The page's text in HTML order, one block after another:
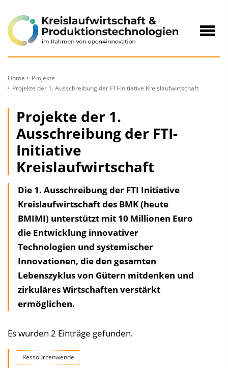
Inhalt
Home
Projekte
Projekte der 1. Ausschreibung der FTI-Initiative Kreislaufwirtschaft
Projekte der 1.
Ausschreibung der FTI-
Initiative
Kreislaufwirtschaft
Die 1. Ausschreibung der FTI Initiative
Kreislaufwirtschaft des BMK (heute
BMIMI) unterstützt mit 10 Millionen Euro
die Entwicklung innovativer
Technologien und systemischer
Innovationen, die den gesamten
Lebenszyklus von Gütern mitdenken und
zirkuläres Wirtschaften verstärkt
ermöglichen.
Es wurden 2 Einträge gefunden.
Ressourcenwende